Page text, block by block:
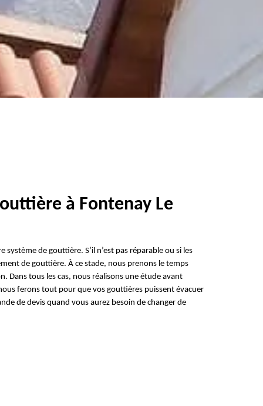
à Fontenay Le
de gouttière. S’il n’est pas réparable ou si les
de gouttière. À ce stade, nous prenons le temps
Dans tous les cas, nous réalisons une étude avant
ferons tout pour que vos gouttières puissent évacuer
de devis quand vous aurez besoin de changer de